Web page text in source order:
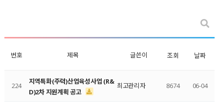
번호 제목 글쓴이 조회 날짜
224
지역특화(주력)산업육성사업 (R&
D)2차 지원계획 공고
최고관리자 8674 06-04